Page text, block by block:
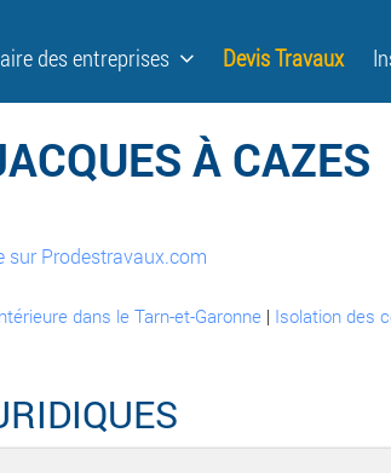
des entreprises Devis Travaux
À CAZES
sur Prodestravaux.com
dans le Tarn-et-Garonne | Isolation des